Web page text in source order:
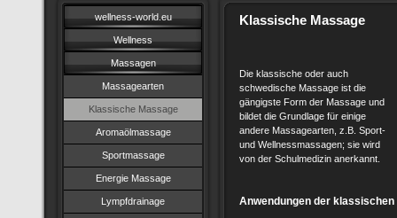
wellness-world.eu
Wellness
Massagen
Massagearten
Klassische Massage
Aromaölmassage
Sportmassage
Energie Massage
Lympfdrainage
Klassische Massage
Die klassische oder auch
schwedische Massage ist die
gängigste Form der Massage und
bildet die Grundlage für einige
andere Massagearten, z.B. Sport-
und Wellnessmassagen; sie wird
von der Schulmedizin anerkannt.
Anwendungen der klassischen